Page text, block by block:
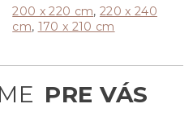
200 x 220 cm, 220 x 240
cm, 170 x 210 cm